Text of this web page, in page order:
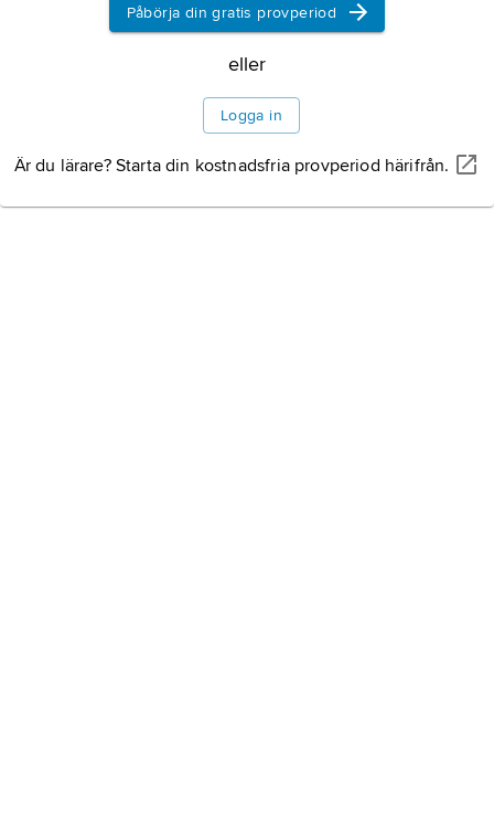
Information om artikeln
Påbörja din gratis provperiod
eller
Logga in
Är du lärare? Starta din kostnadsfria provperiod härifrån.